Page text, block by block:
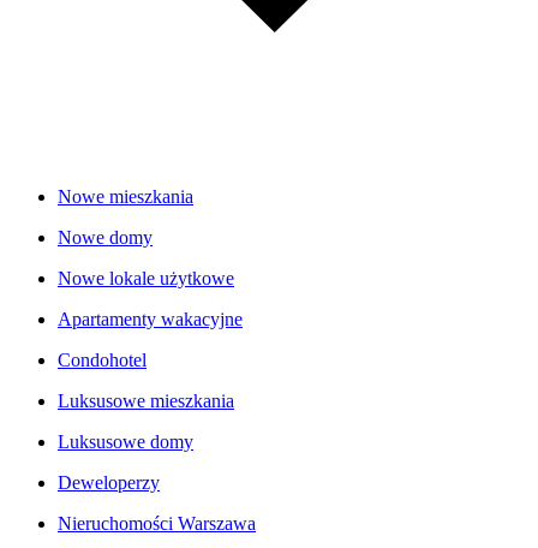
Nowe mieszkania
Nowe domy
Nowe lokale użytkowe
Apartamenty wakacyjne
Condohotel
Luksusowe mieszkania
Luksusowe domy
Deweloperzy
Nieruchomości Warszawa